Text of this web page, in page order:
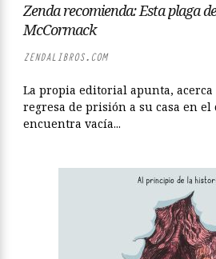
Zenda recomienda: Esta plaga
McCormack
ZENDALIBROS.COM
La propia editorial apunta, acerca
regresa de prisión a su casa en
encuentra vacía...